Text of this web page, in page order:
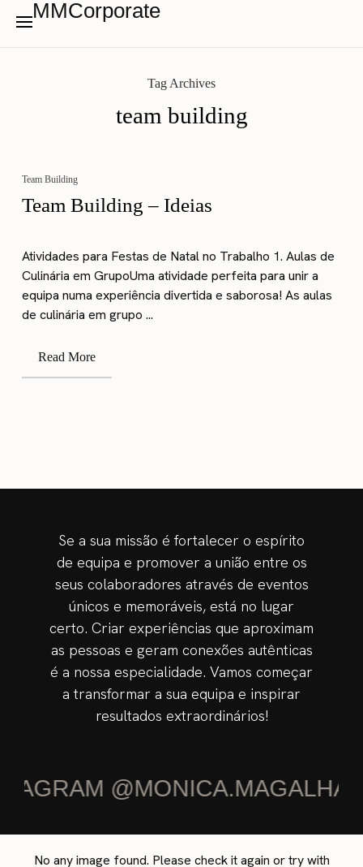
MMCorporate
Tag Archives
team building
Team Building
Team Building – Ideias
Atividades para Festas de Natal no Trabalho 1. Aulas de
Culinária em GrupoUma atividade perfeita para unir a
equipa numa experiência divertida e saborosa! As aulas
de culinária em grupo ...
Read More
Se a sua missão é fortalecer o espírito
de equipa e promover a união entre os
seus colaboradores através de eventos
únicos e memoráveis, está no lugar
certo. Criar experiências que aproximam
as pessoas e geram conexões autênticas
é a nossa especialidade. Vamos começar
a transformar a sua equipa e inspirar
resultados extraordinários!
No any image found. Please check it again or try with